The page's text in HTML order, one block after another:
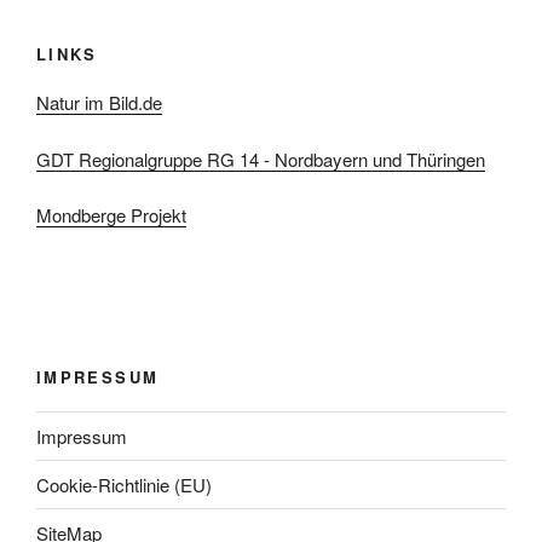
LINKS
Natur im Bild.de
GDT Regionalgruppe RG 14 - Nordbayern und Thüringen
Mondberge Projekt
IMPRESSUM
Impressum
Cookie-Richtlinie (EU)
SiteMap